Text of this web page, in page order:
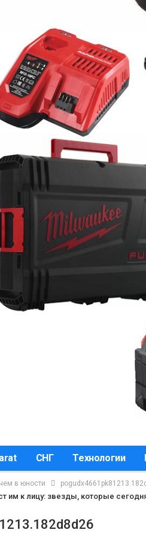
СНГ Технологии
в юности
им к лицу: звезды, которые